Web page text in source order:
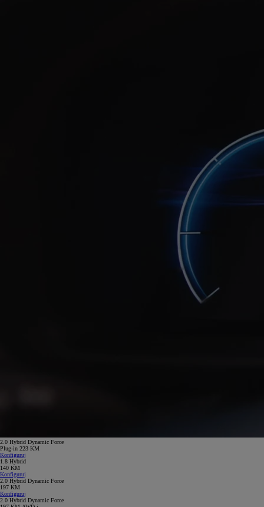
2.0 Hybrid Dynamic Force
Plug-in 223 KM
Konfiguruj
1.8 Hybrid
140 KM
Konfiguruj
2.0 Hybrid Dynamic Force
197 KM
Konfiguruj
2.0 Hybrid Dynamic Force